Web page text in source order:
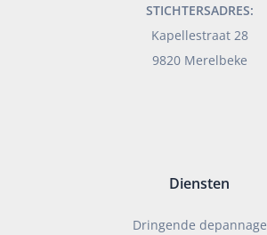
STICHTERSADRES:
Kapellestraat 28
9820 Merelbeke
Diensten
Dringende depannage